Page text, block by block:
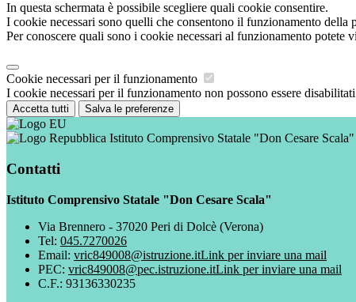
In questa schermata è possibile scegliere quali cookie consentire.
I cookie necessari sono quelli che consentono il funzionamento della
Per conoscere quali sono i cookie necessari al funzionamento potete
Cookie necessari per il funzionamento
I cookie necessari per il funzionamento non possono essere
Accetta tutti Salva le preferenze
Istituto Comprensivo Statale "Don Cesare Scala"
Contatti
Istituto Comprensivo Statale "Don Cesare Scala"
Via Brennero - 37020 Peri di Dolcè (Verona)
Tel: 045.7270026
Email: vric849008@istruzione.itLink per inviare una mail
PEC: vric849008@pec.istruzione.itLink per inviare una mail
C.F.: 93136330235